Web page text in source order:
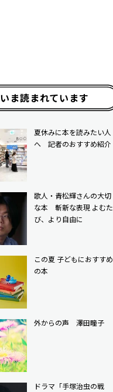
いま読まれています
夏休みに本を読みたい人
へ 記者のおすすめ紹介
歌人・青松輝さんの大切
な本 斬新な表現 よむた
び、より自由に
この夏 子どもにおすすめ
の本
外からの声 澤田瞳子
ドラマ「手塚治虫の戦